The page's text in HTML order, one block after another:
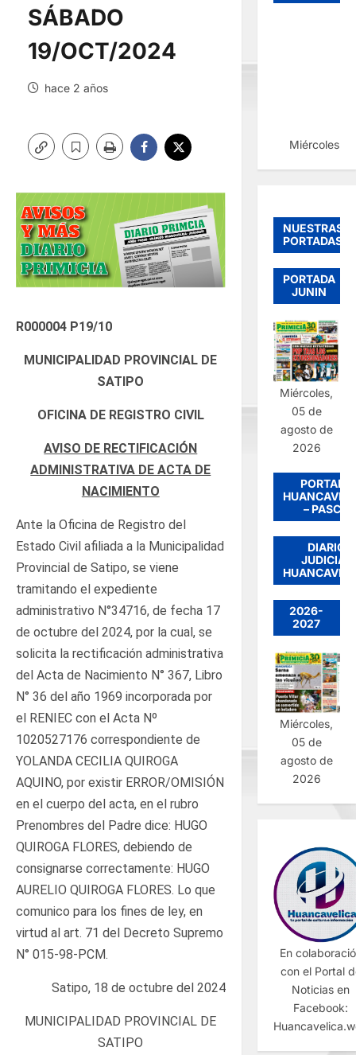
SÁBADO
19/OCT/2024
hace 2 años
R000004 P19/10
MUNICIPALIDAD PROVINCIAL DE
SATIPO
OFICINA DE REGISTRO CIVIL
AVISO DE RECTIFICACIÓN
ADMINISTRATIVA DE ACTA DE
NACIMIENTO
Ante la Oficina de Registro del
Estado Civil afiliada a la Municipalidad
Provincial de Satipo, se viene
tramitando el expediente
administrativo N°34716, de fecha 17
de octubre del 2024, por la cual, se
solicita la rectificación administrativa
del Acta de Nacimiento N° 367, Libro
N° 36 del año 1969 incorporada por
el RENIEC con el Acta Nº
1020527176 correspondiente de
YOLANDA CECILIA QUIROGA
AQUINO, por existir ERROR/OMISIÓN
en el cuerpo del acta, en el rubro
Prenombres del Padre dice: HUGO
QUIROGA FLORES, debiendo de
consignarse correctamente: HUGO
AURELIO QUIROGA FLORES. Lo que
comunico para los fines de ley, en
virtud al art. 71 del Decreto Supremo
N° 015-98-PCM.
Satipo, 18 de octubre del 2024
MUNICIPALIDAD PROVINCIAL DE
SATIPO
Miércoles,
NUESTRAS
PORTADAS
PORTADA
JUNIN
Miércoles,
05 de
agosto de
2026
PORTADA
– PASCO
DIARIO
JUDICIAL
2026-
2027
Miércoles,
05 de
agosto de
2026
En
con el Portal
Noticias en
Facebook: